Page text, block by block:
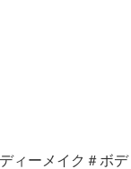
ィーメイク＃ボ